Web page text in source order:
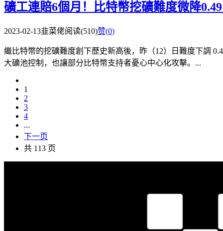
礦工連賠6個月！比特幣挖礦難度微降
2023-02-13韭菜佬阅读(510)赞(0)
繼比特幣的挖礦難度創下歷史新高後，昨（12）日難度下調
大礦池控制，也讓部分比特幣支持者憂心中心化攻擊。...
1
2
3
4
...
下一页
共 113 页